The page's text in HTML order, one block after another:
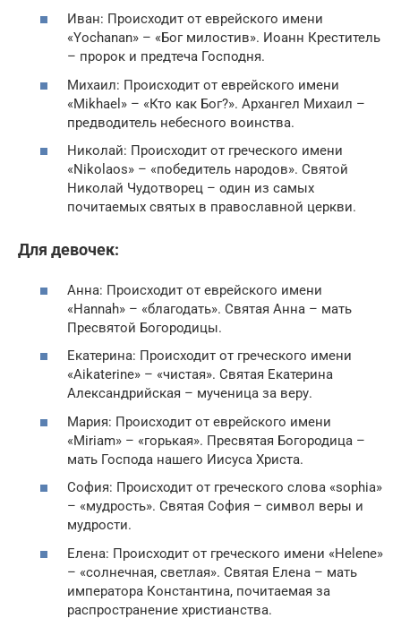
Иван: Происходит от еврейского имени
«Yochanan» – «Бог милостив». Иоанн Креститель
– пророк и предтеча Господня.
Михаил: Происходит от еврейского имени
«Mikhael» – «Кто как Бог?». Архангел Михаил –
предводитель небесного воинства.
Николай: Происходит от греческого имени
«Nikolaos» – «победитель народов». Святой
Николай Чудотворец – один из самых
почитаемых святых в православной церкви.
Для девочек:
Анна: Происходит от еврейского имени
«Hannah» – «благодать». Святая Анна – мать
Пресвятой Богородицы.
Екатерина: Происходит от греческого имени
«Aikaterine» – «чистая». Святая Екатерина
Александрийская – мученица за веру.
Мария: Происходит от еврейского имени
«Miriam» – «горькая». Пресвятая Богородица –
мать Господа нашего Иисуса Христа.
София: Происходит от греческого слова «sophia»
– «мудрость». Святая София – символ веры и
мудрости.
Елена: Происходит от греческого имени «Helene»
– «солнечная, светлая». Святая Елена – мать
императора Константина, почитаемая за
распространение христианства.